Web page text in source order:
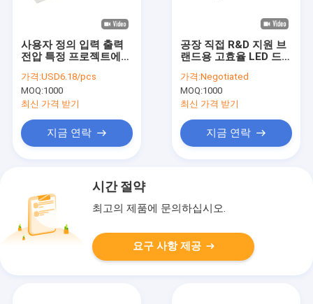
사용자 정의 입력 출력
전압 특정 프로젝트에
러 램프 US 레타론 LED
드라이버, 단일 출력
12V LED 드라이버
가격:USD6.18/pcs
MOQ:1000
최신 가격 받기
지금 연락
공장 직접 R&D 지원 브
랜드용 고효율 LED 드라
버 15W 전원 공급 장치
캐비닛 스트립 조명용
12V 변압기 220-240V
품
가격:Negotiated
MOQ:1000
최신 가격 받기
지금 연락
시간 절약
최고의 제품에 문의하십시오.
요구 사항 제공